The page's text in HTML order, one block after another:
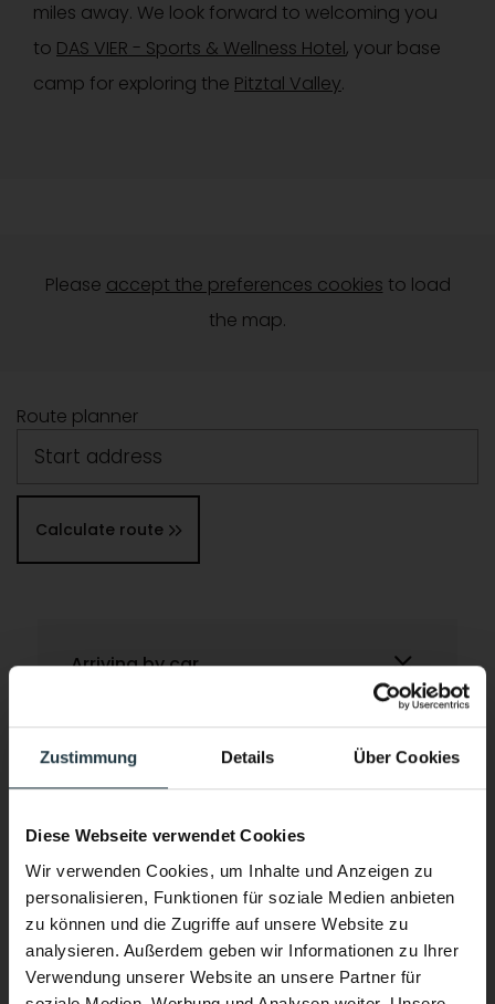
Zustimmung Details Über Cookies
Diese Webseite verwendet Cookies
Wir verwenden Cookies, um Inhalte und Anzeigen zu
personalisieren, Funktionen für soziale Medien anbieten
zu können und die Zugriffe auf unsere Website zu
analysieren. Außerdem geben wir Informationen zu Ihrer
Verwendung unserer Website an unsere Partner für
miles away. We look forward to welcoming you
to DAS VIER - Sports & Wellness Hotel, your base
camp for exploring the Pitztal Valley.
Please accept the preferences cookies to load
the map.
Route planner
Start address
Calculate route
Arriving by car
Arriving by train
Arriving by bus